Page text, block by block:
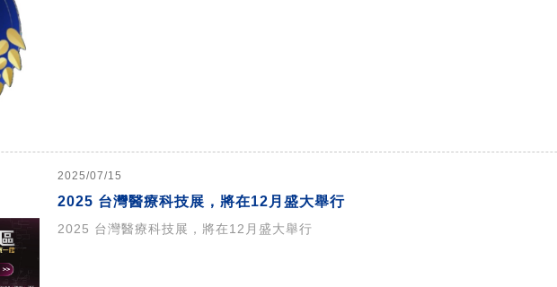
2025/07/15
2025 台灣醫療科技展，將在12月盛大舉行
2025 台灣醫療科技展，將在12月盛大舉行